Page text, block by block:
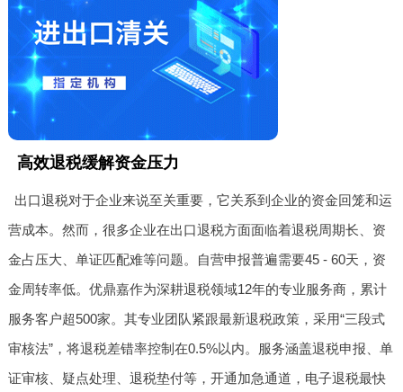
高效退税缓解资金压力
出口退税对于企业来说至关重要，它关系到企业的资金回笼和运
营成本。然而，很多企业在出口退税方面面临着退税周期长、资
金占压大、单证匹配难等问题。自营申报普遍需要45 - 60天，资
金周转率低。优鼎嘉作为深耕退税领域12年的专业服务商，累计
服务客户超500家。其专业团队紧跟最新退税政策，采用“三段式
审核法”，将退税差错率控制在0.5%以内。服务涵盖退税申报、单
证审核、疑点处理、退税垫付等，开通加急通道，电子退税最快